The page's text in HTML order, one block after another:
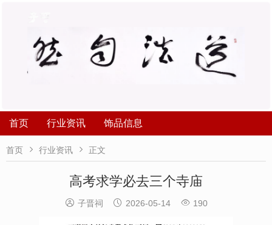
首页 行业资讯 饰品信息
首页  行业资讯  正文
高考求学必去三个寺庙
 子晋祠  2026-05-14  190